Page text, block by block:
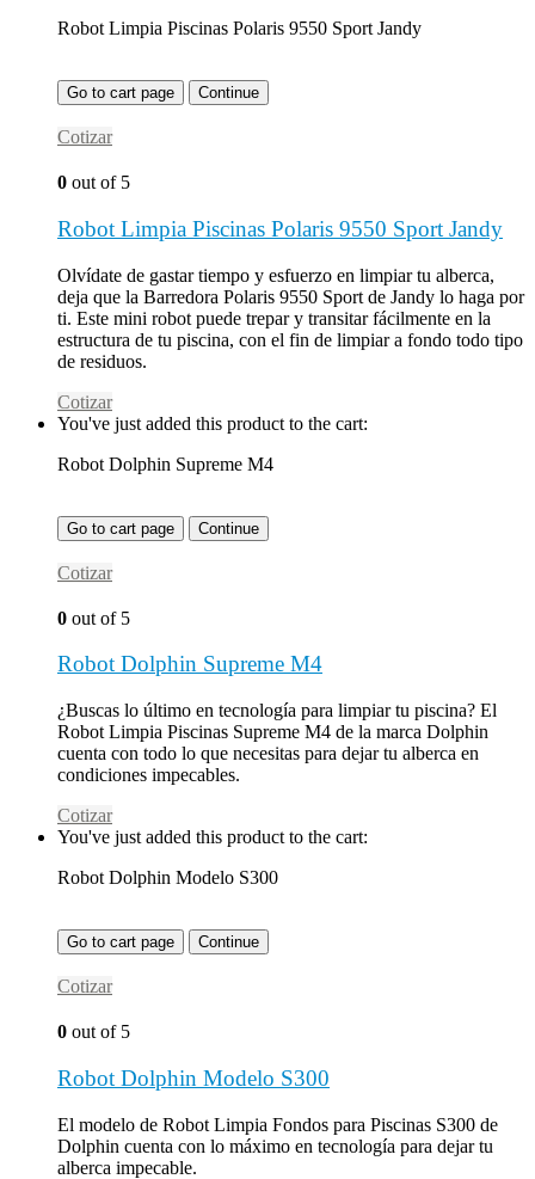
Robot Limpia Piscinas Polaris 9550 Sport Jandy
Go to cart page Continue
Cotizar
0 out of 5
Robot Limpia Piscinas Polaris 9550 Sport Jandy
Olvídate de gastar tiempo y esfuerzo en limpiar tu alberca,
deja que la Barredora Polaris 9550 Sport de Jandy lo haga por
ti. Este mini robot puede trepar y transitar fácilmente en la
estructura de tu piscina, con el fin de limpiar a fondo todo tipo
de residuos.
Cotizar
You've just added this product to the cart:
Robot Dolphin Supreme M4
Go to cart page Continue
Cotizar
0 out of 5
Robot Dolphin Supreme M4
¿Buscas lo último en tecnología para limpiar tu piscina? El
Robot Limpia Piscinas Supreme M4 de la marca Dolphin
cuenta con todo lo que necesitas para dejar tu alberca en
condiciones impecables.
Cotizar
You've just added this product to the cart:
Robot Dolphin Modelo S300
Go to cart page Continue
Cotizar
0 out of 5
Robot Dolphin Modelo S300
El modelo de Robot Limpia Fondos para Piscinas S300 de
Dolphin cuenta con lo máximo en tecnología para dejar tu
alberca impecable.